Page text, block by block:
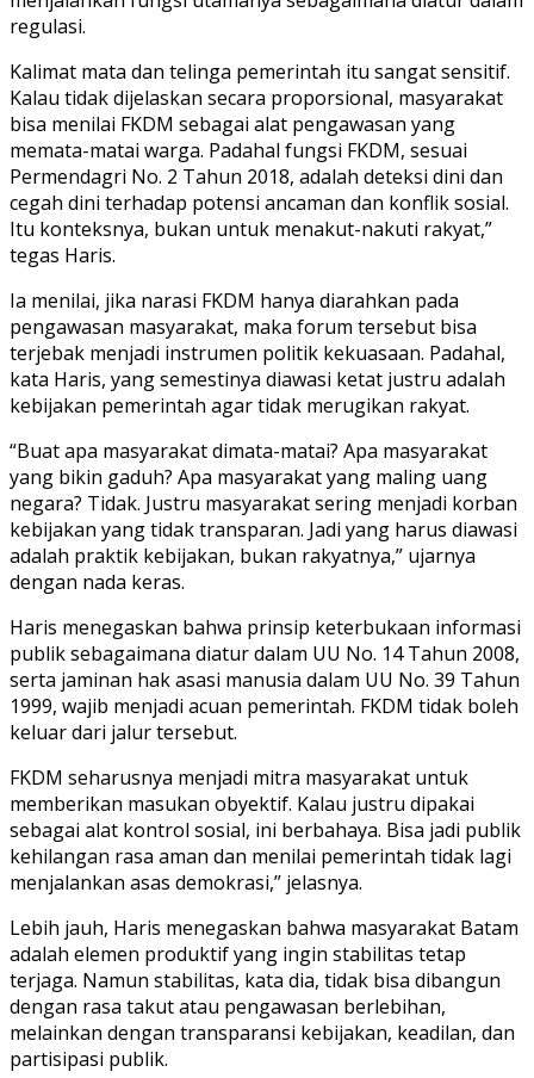
regulasi.
Kalimat mata dan telinga pemerintah itu sangat sensitif.
Kalau tidak dijelaskan secara proporsional, masyarakat
bisa menilai FKDM sebagai alat pengawasan yang
memata-matai warga. Padahal fungsi FKDM, sesuai
Permendagri No. 2 Tahun 2018, adalah deteksi dini dan
cegah dini terhadap potensi ancaman dan konflik sosial.
Itu konteksnya, bukan untuk menakut-nakuti rakyat,”
tegas Haris.
Ia menilai, jika narasi FKDM hanya diarahkan pada
pengawasan masyarakat, maka forum tersebut bisa
terjebak menjadi instrumen politik kekuasaan. Padahal,
kata Haris, yang semestinya diawasi ketat justru adalah
kebijakan pemerintah agar tidak merugikan rakyat.
“Buat apa masyarakat dimata-matai? Apa masyarakat
yang bikin gaduh? Apa masyarakat yang maling uang
negara? Tidak. Justru masyarakat sering menjadi korban
kebijakan yang tidak transparan. Jadi yang harus diawasi
adalah praktik kebijakan, bukan rakyatnya,” ujarnya
dengan nada keras.
Haris menegaskan bahwa prinsip keterbukaan informasi
publik sebagaimana diatur dalam UU No. 14 Tahun 2008,
serta jaminan hak asasi manusia dalam UU No. 39 Tahun
1999, wajib menjadi acuan pemerintah. FKDM tidak boleh
keluar dari jalur tersebut.
FKDM seharusnya menjadi mitra masyarakat untuk
memberikan masukan obyektif. Kalau justru dipakai
sebagai alat kontrol sosial, ini berbahaya. Bisa jadi publik
kehilangan rasa aman dan menilai pemerintah tidak lagi
menjalankan asas demokrasi,” jelasnya.
Lebih jauh, Haris menegaskan bahwa masyarakat Batam
adalah elemen produktif yang ingin stabilitas tetap
terjaga. Namun stabilitas, kata dia, tidak bisa dibangun
dengan rasa takut atau pengawasan berlebihan,
melainkan dengan transparansi kebijakan, keadilan, dan
partisipasi publik.